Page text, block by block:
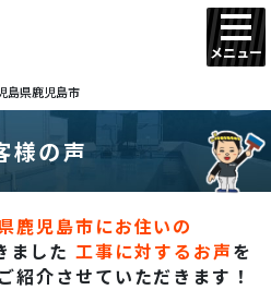
メニュー
県鹿児島市
様の声
鹿児島市にお住いの
ました 工事に対するお声を
ご紹介させていただきます！